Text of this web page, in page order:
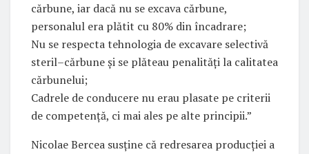
cărbune, iar dacă nu se excava cărbune,
personalul era plătit cu 80% din încadrare;
Nu se respecta tehnologia de excavare selectivă
steril–cărbune și se plăteau penalități la calitatea
cărbunelui;
Cadrele de conducere nu erau plasate pe criterii
de competență, ci mai ales pe alte principii.”
Nicolae Bercea susține că redresarea producției a